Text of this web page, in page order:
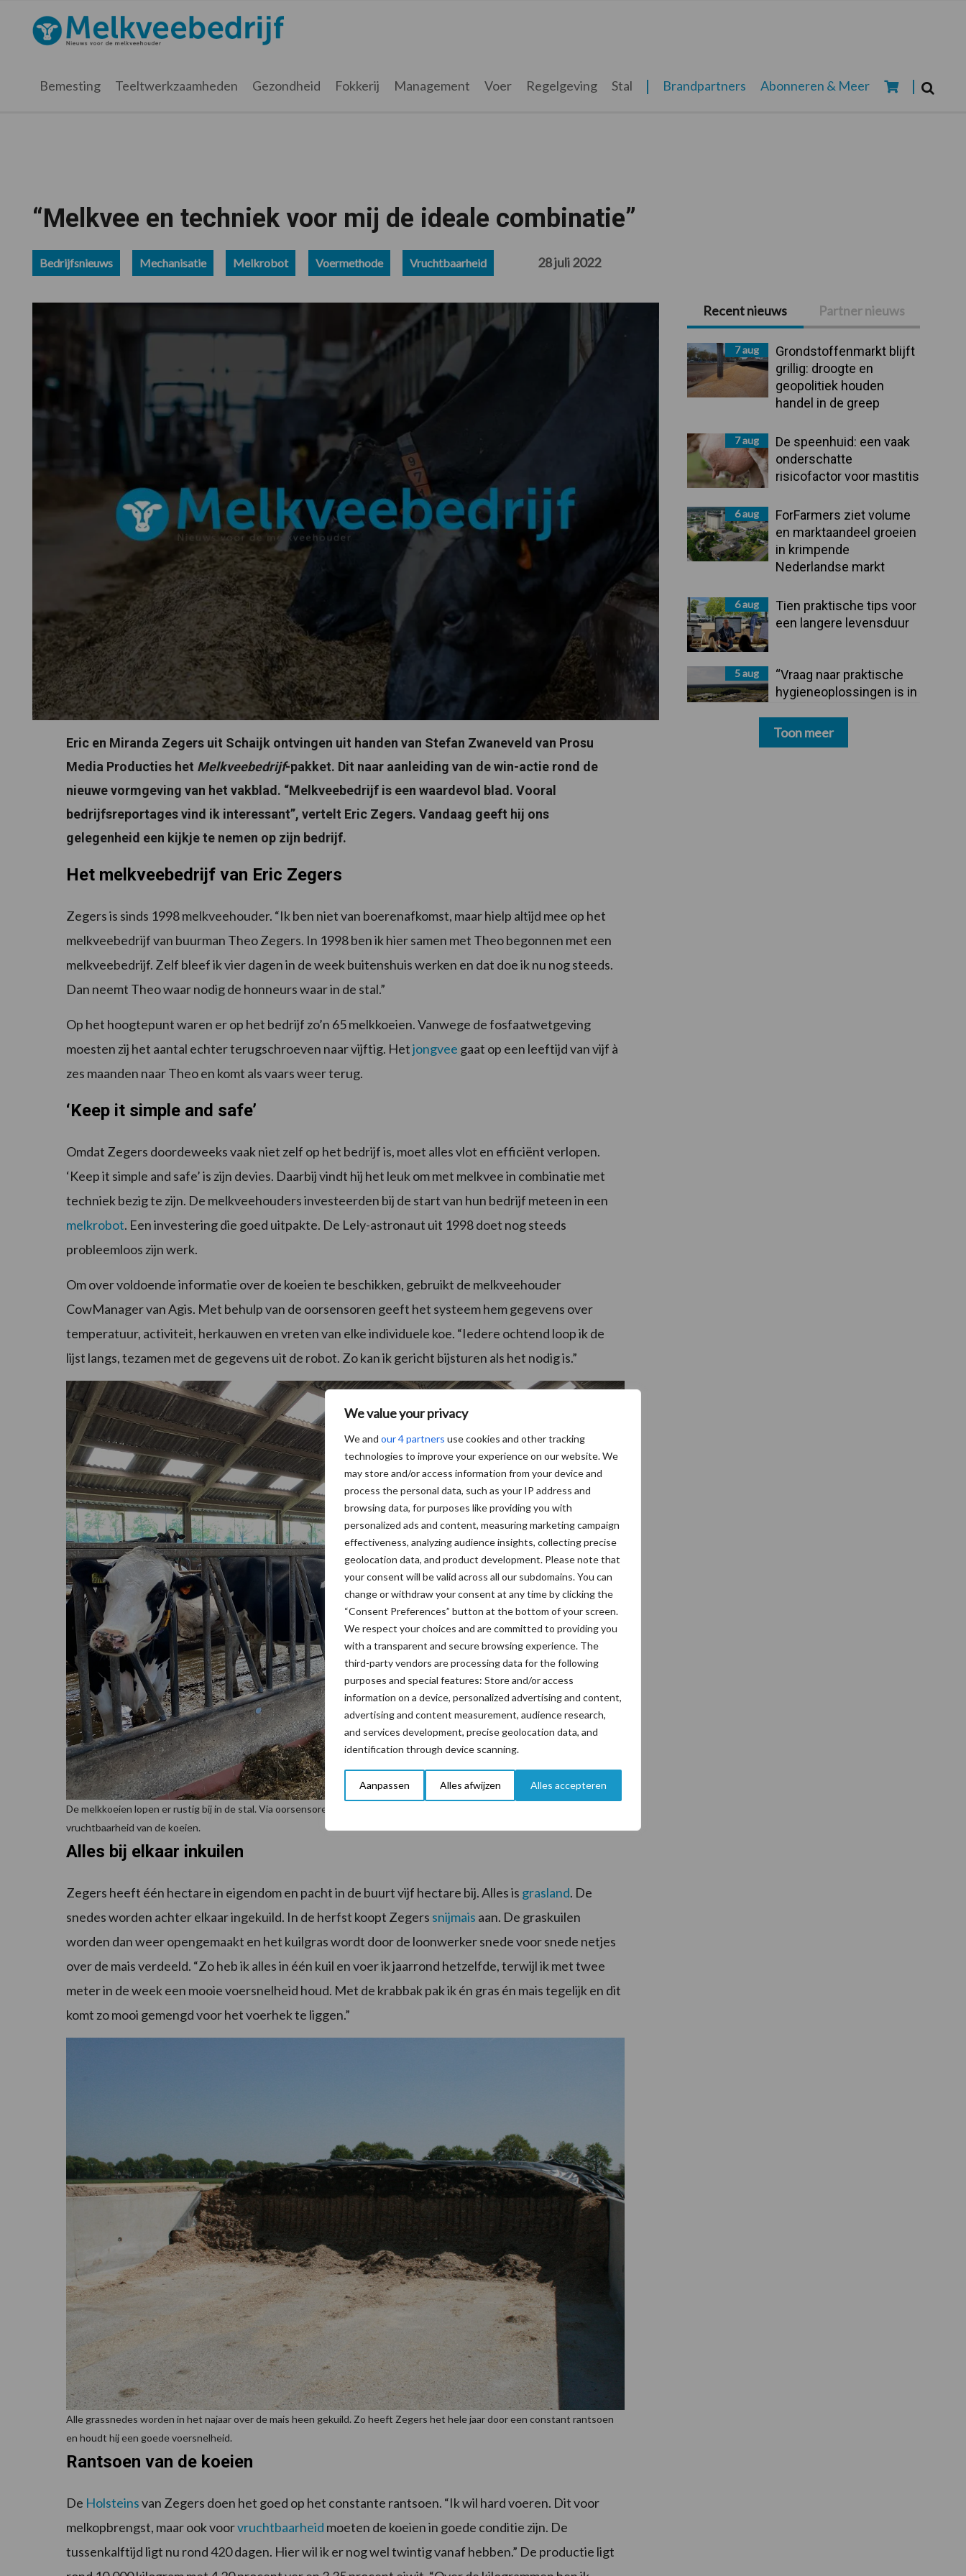
We value your privacy
We and our 4 partners use cookies and other tracking
technologies to improve your experience on our website. We
may store and/or access information from your device and
process the personal data, such as your IP address and
browsing data, for purposes like providing you with
personalized ads and content, measuring marketing campaign
effectiveness, analyzing audience insights, collecting precise
geolocation data, and product development. Please note that
your consent will be valid across all our subdomains. You can
change or withdraw your consent at any time by clicking the
“Consent Preferences” button at the bottom of your screen.
We respect your choices and are committed to providing you
with a transparent and secure browsing experience. The
third-party vendors are processing data for the following
purposes and special features: Store and/or access
information on a device, personalized advertising and content,
advertising and content measurement, audience research,
and services development, precise geolocation data, and
identification through device scanning.
Aanpassen Alles afwijzen Alles accepteren
hoofdnavigatie
hoofd
eerste
voettekst
Melkveebedrijf.nl
Bemesting Teeltwerkzaamheden Gezondheid Fokkerij Management Voer Regelgeving Stal Brandpartners Abonneren & Meer
“Melkvee en techniek voor mij de ideale combinatie”
Bedrijfsnieuws Mechanisatie Melkrobot Voermethode Vruchtbaarheid 28 juli 2022
Eric en Miranda Zegers uit Schaijk ontvingen uit handen van Stefan Zwaneveld van Prosu
Media Producties het Melkveebedrijf-pakket. Dit naar aanleiding van de win-actie rond de
nieuwe vormgeving van het vakblad. “Melkveebedrijf is een waardevol blad. Vooral
bedrijfsreportages vind ik interessant”, vertelt Eric Zegers. Vandaag geeft hij ons
gelegenheid een kijkje te nemen op zijn bedrijf.
Het melkveebedrijf van Eric Zegers
Zegers is sinds 1998 melkveehouder. “Ik ben niet van boerenafkomst, maar hielp altijd mee op het
melkveebedrijf van buurman Theo Zegers. In 1998 ben ik hier samen met Theo begonnen met een
melkveebedrijf. Zelf bleef ik vier dagen in de week buitenshuis werken en dat doe ik nu nog steeds.
Dan neemt Theo waar nodig de honneurs waar in de stal.”
Op het hoogtepunt waren er op het bedrijf zo’n 65 melkkoeien. Vanwege de fosfaatwetgeving
moesten zij het aantal echter terugschroeven naar vijftig. Hetjongvee gaat op een leeftijd van vijf à
zes maanden naar Theo en komt als vaars weer terug.
‘Keep it simple and safe’
Omdat Zegers doordeweeks vaak niet zelf op het bedrijf is, moet alles vlot en efficiënt verlopen.
‘Keep it simple and safe’ is zijn devies. Daarbij vindt hij het leuk om met melkvee in combinatie met
techniek bezig te zijn. De melkveehouders investeerden bij de start van hun bedrijf meteen in een
melkrobot. Een investering die goed uitpakte. De Lely-astronaut uit 1998 doet nog steeds
probleemloos zijn werk.
Om over voldoende informatie over de koeien te beschikken, gebruikt de melkveehouder
CowManager van Agis. Met behulp van de oorsensoren geeft het systeem hem gegevens over
temperatuur, activiteit, herkauwen en vreten van elke individuele koe. “Iedere ochtend loop ik de
lijst langs, tezamen met de gegevens uit de robot. Zo kan ik gericht bijsturen als het nodig is.”
De melkkoeien lopen er rustig bij in de stal. Via oorsensoren krijgt Zegers veel informatie met betrekking tot gezondheid en
vruchtbaarheid van de koeien.
Alles bij elkaar inkuilen
Zegers heeft één hectare in eigendom en pacht in de buurt vijf hectare bij. Alles is grasland. De
snedes worden achter elkaar ingekuild. In de herfst koopt Zegers snijmais aan. De graskuilen
worden dan weer opengemaakt en het kuilgras wordt door de loonwerker snede voor snede netjes
over de mais verdeeld. “Zo heb ik alles in één kuil en voer ik jaarrond hetzelfde, terwijl ik met twee
meter in de week een mooie voersnelheid houd. Met de krabbak pak ik én gras én mais tegelijk en dit
komt zo mooi gemengd voor het voerhek te liggen.”
Alle grassnedes worden in het najaar over de mais heen gekuild. Zo heeft Zegers het hele jaar door een constant rantsoen
en houdt hij een goede voersnelheid.
Rantsoen van de koeien
De Holsteinsvan Zegers doen het goed op het constante rantsoen. “Ik wil hard voeren. Dit voor
melkopbrengst, maar ook voorvruchtbaarheid moeten de koeien in goede conditie zijn. De
tussenkalftijd ligt nu rond 420 dagen. Hier wil ik er nog wel twintig vanaf hebben.” De productie ligt
Primaire
Sidebar
Recent nieuws Partner nieuws
7 aug
Grondstoffenmarkt blijft
grillig: droogte en
geopolitiek houden
handel in de greep
7 aug
De speenhuid: een vaak
onderschatte
risicofactor voor mastitis
6 aug
ForFarmers ziet volume
en marktaandeel groeien
in krimpende
Nederlandse markt
6 aug
Tien praktische tips voor
een langere levensduur
5 aug
“Vraag naar praktische
hygieneoplossingen is in
Toon meer